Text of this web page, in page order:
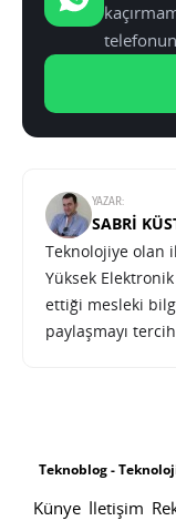
YAZAR:
SABRI
Teknolojiye olan
Yüksek
ettiği mesleki
paylaşmayı